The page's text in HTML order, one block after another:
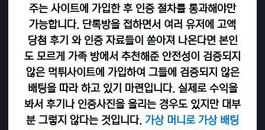
주는 사이트에 가입한 후 인증 절차를 통과해야만
가능합니다. 단톡방을 접하면서 여러 유저에 고액
당첨 후기 와 인증 자료들이 쏟아져 나온다면 본인
도 모르게 가족 방에서 추천해준 안전성이 검증되지
않은 먹튀사이트에 가입하여 그들에 검증되지 않은
배팅을 따라 하고 있기 마련입니다. 실제로 수익을
봐서 후기나 인증사진을 올리는 경우도 있지만 대부
분 그렇지 않다는 것입니다. 가상 머니로 가상 배팅